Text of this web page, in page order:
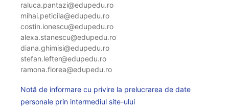
raluca.pantazi@edupedu.ro
mihai.peticila@edupedu.ro
costin.ionescu@edupedu.ro
alexa.stanescu@edupedu.ro
diana.ghimisi@edupedu.ro
stefan.lefter@edupedu.ro
ramona.florea@edupedu.ro
Notă de informare cu privire la prelucrarea de date
personale prin intermediul site-ului